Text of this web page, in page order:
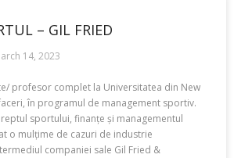
– GIL FRIED
14, 2023
profesor complet la Universitatea din New
în programul de management sportiv.
sportului, finanțe și managementul
o mulțime de cazuri de industrie
companiei sale Gil Fried &